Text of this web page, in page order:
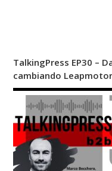
TalkingPress EP30 –
cambiando Leapmotor